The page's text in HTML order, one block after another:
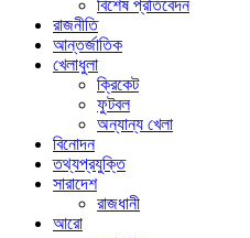
বিশেষ প্রতিবেদন
রাজনীতি
আন্তর্জাতিক
খেলাধুলা
ক্রিকেট
ফুটবল
অন্যান্য খেলা
বিনোদন
তথ্যপ্রযুক্তি
সারাদেশ
রাজধানী
আরো